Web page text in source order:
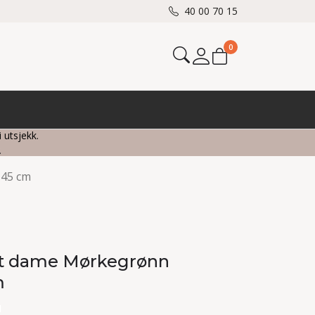
40 00 70 15
Mine sider
0
cm
dame Mørkegrønn